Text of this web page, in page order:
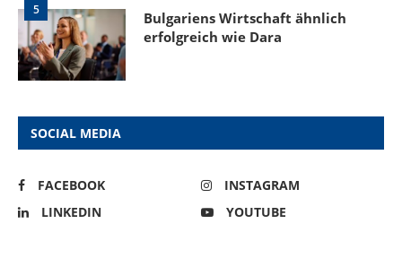
5
Bulgariens Wirtschaft ähnlich
erfolgreich wie Dara
SOCIAL MEDIA
FACEBOOK
INSTAGRAM
LINKEDIN
YOUTUBE